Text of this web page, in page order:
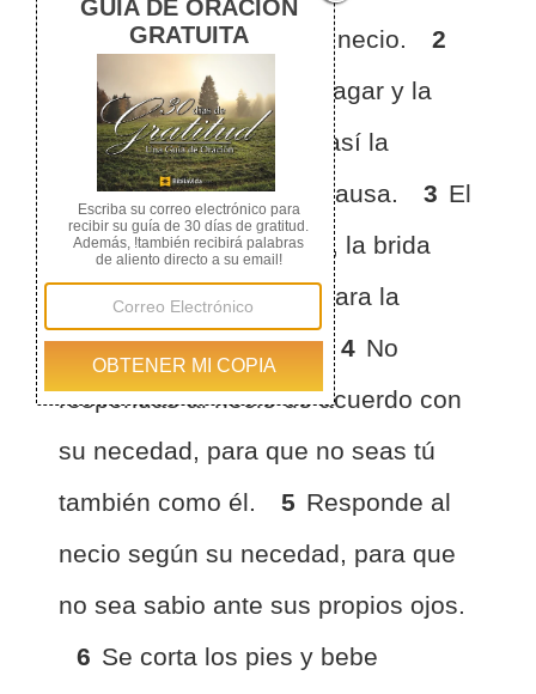
no es apropiada para el necio.
2
Como el gorrión en su vagar y la
golondrina en su vuelo así la
maldición no viene sin causa.
3 El
látigo es para el caballo, la brida
para el asno, y la vara para la
espalda de los necios.
4 No
respondas al necio de acuerdo con
su necedad, para que no seas tú
también como él.
5 Responde al
necio según su necedad, para que
no sea sabio ante sus propios ojos.
6 Se corta los pies y bebe